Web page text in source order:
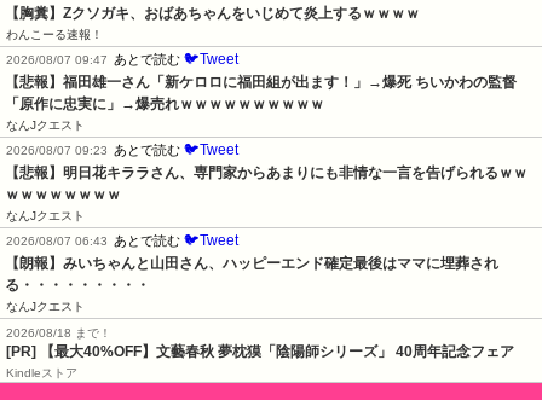
【胸糞】Zクソガキ、おばあちゃんをいじめて炎上するｗｗｗｗ
わんこーる速報！
2026/08/07 09:47
あとで読む 🐦Tweet
【悲報】福田雄一さん「新ケロロに福田組が出ます！」→爆死 ちいかわの監督
「原作に忠実に」→爆売れｗｗｗｗｗｗｗｗｗｗ
なんJクエスト
2026/08/07 09:23
あとで読む 🐦Tweet
【悲報】明日花キララさん、専門家からあまりにも非情な一言を告げられるｗｗ
ｗｗｗｗｗｗｗｗ
なんJクエスト
2026/08/07 06:43
あとで読む 🐦Tweet
【朗報】みいちゃんと山田さん、ハッピーエンド確定最後はママに埋葬され
る・・・・・・・・・
なんJクエスト
2026/08/18 まで！
[PR] 【最大40%OFF】文藝春秋 夢枕獏「陰陽師シリーズ」 40周年記念フェア
Kindleストア